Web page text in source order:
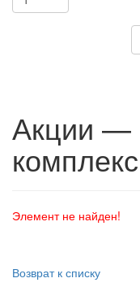
Акции —
Элемент не найден!
Возврат к списку